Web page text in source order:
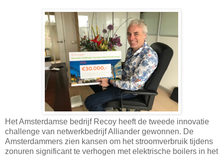
Het Amsterdamse bedrijf Recoy heeft de tweede innovatie
challenge van netwerkbedrijf Alliander gewonnen. De
Amsterdammers zien kansen om het stroomverbruik tijdens
zonuren significant te verhogen met elektrische boilers in het